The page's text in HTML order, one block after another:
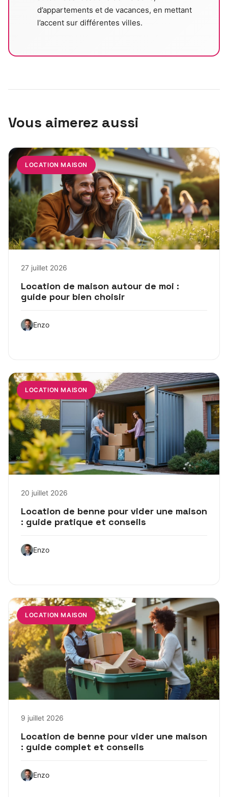
d’appartements et de vacances, en mettant
l’accent sur différentes villes.
Vous aimerez aussi
LOCATION MAISON
27 juillet 2026
Location de maison autour de moi :
guide pour bien choisir
Enzo
LOCATION MAISON
20 juillet 2026
Location de benne pour vider une maison
: guide pratique et conseils
Enzo
LOCATION MAISON
9 juillet 2026
Location de benne pour vider une maison
: guide complet et conseils
Enzo